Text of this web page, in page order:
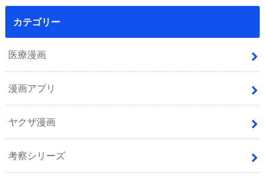
カテゴリー
医療漫画
漫画アプリ
ヤクザ漫画
考察シリーズ